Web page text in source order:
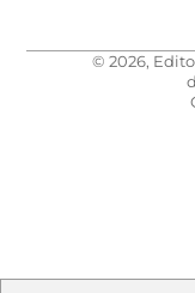
© 2026,